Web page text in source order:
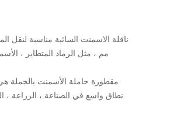
مم ، مثل الرماد المتطاير ،
مقطورة حاملة الأسمنت بالجملة
نطاق واسع في الصناعة ، الزراعة ،